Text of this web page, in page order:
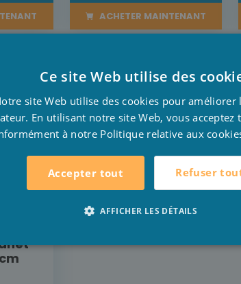
ACHETER MAINTENANT
Ce site Web utilise des
site Web utilise des cookies pour améliorer
En utilisant notre site Web, vous acceptez
à notre Politique relative aux
Accepter tout Refuser
AFFICHER LES DÉTAILS